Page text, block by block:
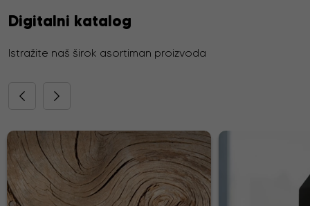
Digitalni katalog
Istražite naš širok asortiman proizvoda